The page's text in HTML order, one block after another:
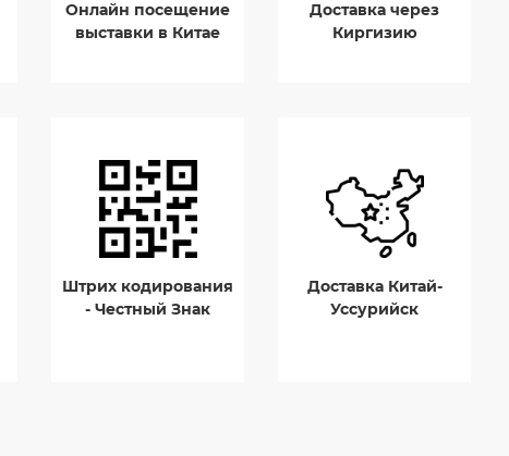
Онлайн посещение
выставки в Китае
Доставка через
Киргизию
Штрих кодирования
- Честный Знак
Доставка Китай-
Уссурийск